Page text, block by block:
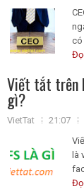
có
Viết tắt trên
gì?
VietTat 21:07
là